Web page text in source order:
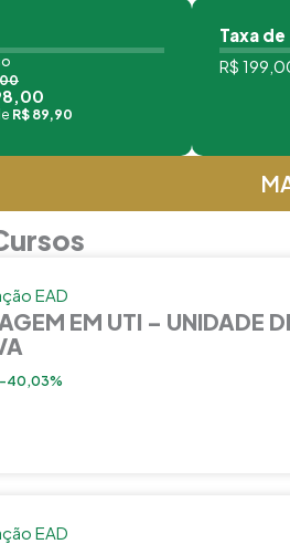
R$ 89,90
Taxa
R$
EAD
EM UTI – UNIDADE
-40,03%
EAD